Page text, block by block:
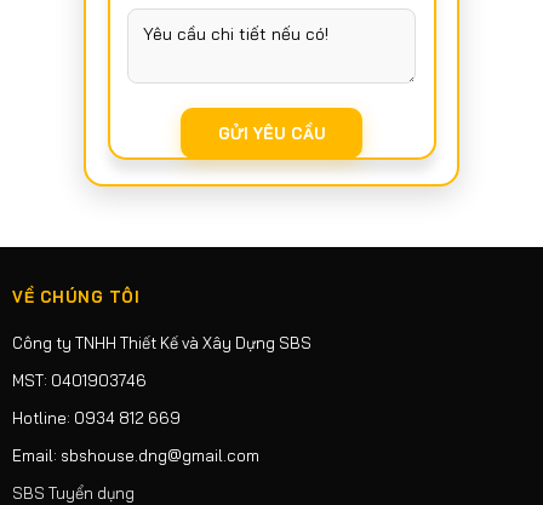
VỀ CHÚNG TÔI
Công ty TNHH Thiết Kế và Xây Dựng SBS
MST: 0401903746
Hotline: 0934 812 669
Email: sbshouse.dng@gmail.com
SBS Tuyển dụng